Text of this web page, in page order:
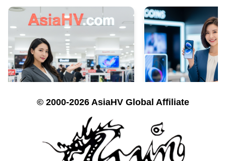
© 2000-2026 AsiaHV Global Affiliate